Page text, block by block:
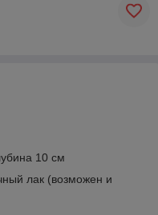
10 см
лак (возможен и